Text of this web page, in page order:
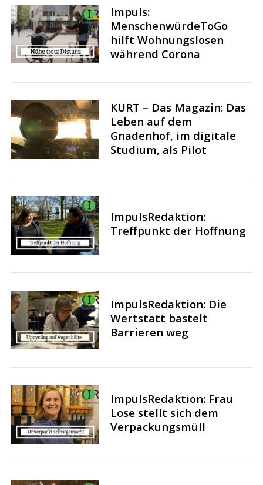
Impuls:
MenschenwürdeToGo
hilft Wohnungslosen
während Corona
KURT – Das Magazin: Das
Leben auf dem
Gnadenhof, im digitale
Studium, als Pilot
ImpulsRedaktion:
Treffpunkt der Hoffnung
ImpulsRedaktion: Die
Wertstatt bastelt
Barrieren weg
ImpulsRedaktion: Frau
Lose stellt sich dem
Verpackungsmüll
S
e
a
r
c
f
o
r
: